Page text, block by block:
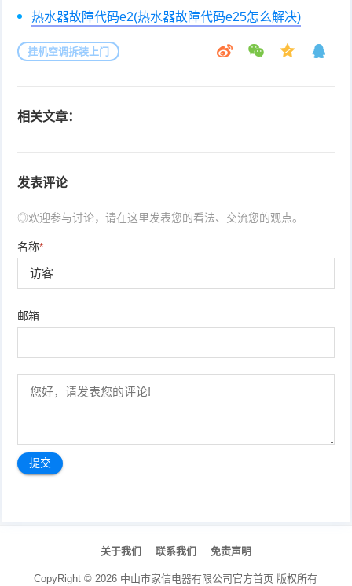
热水器故障代码e2(热水器故障代码e25怎么解决)
挂机空调拆装上门
相关文章：
发表评论
◎欢迎参与讨论，请在这里发表您的看法、交流您的观点。
名称*
邮箱
关于我们 联系我们 免责声明
CopyRight © 2026 中山市家信电器有限公司官方首页 版权所有